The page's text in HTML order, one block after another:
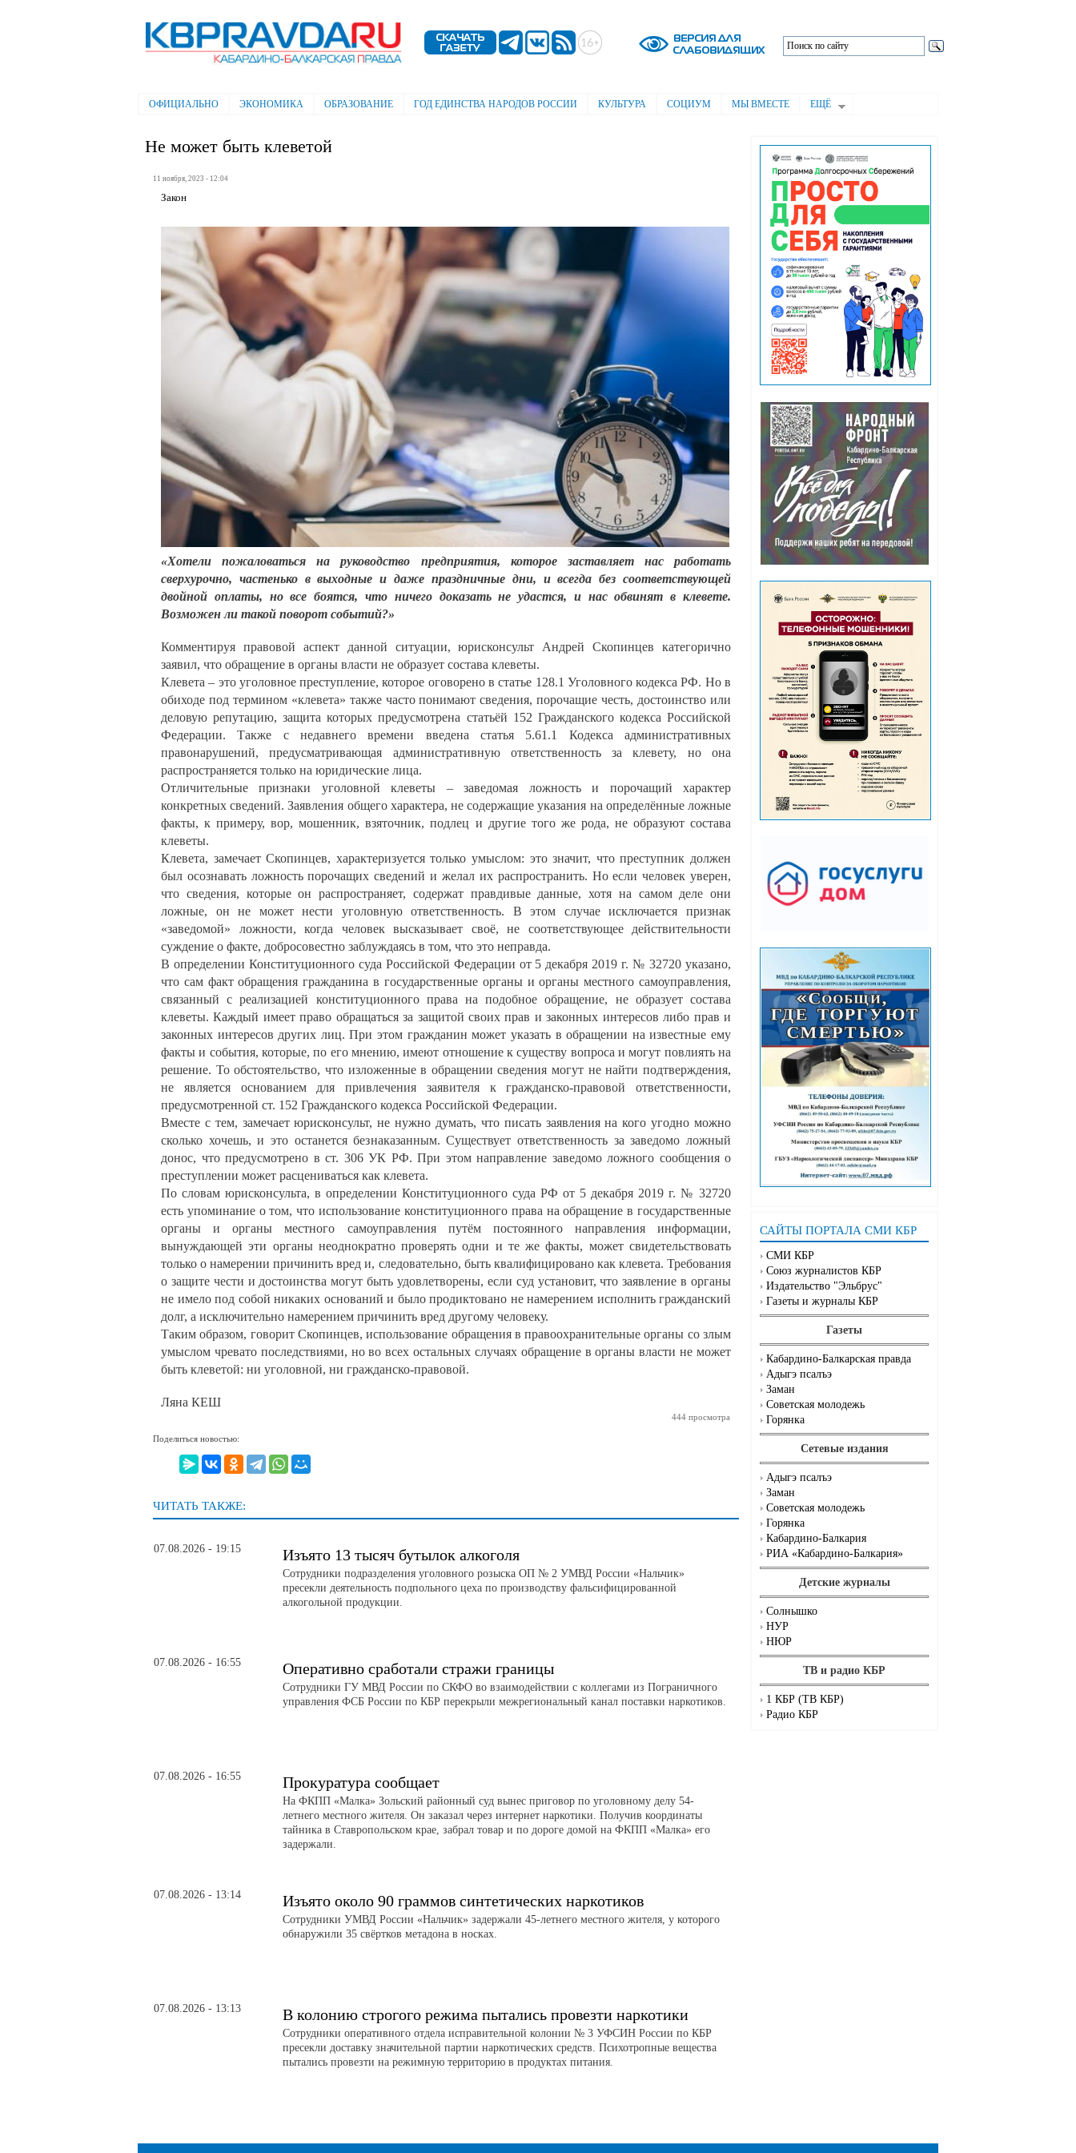
содержанию
Электронная газета "Кабардино-
Балкарская правда"
Главное меню
ОФИЦИАЛЬНО ЭКОНОМИКА ОБРАЗОВАНИЕ ГОД ЕДИНСТВА НАРОДОВ РОССИИ КУЛЬТУРА СОЦИУМ МЫ ВМЕСТЕ ЕЩЁ
САЙТЫ ПОРТАЛА СМИ КБР
СМИ КБР
Союз журналистов КБР
Издательство "Эльбрус"
Газеты и журналы КБР
Газеты
Кабардино-Балкарская правда
Адыгэ псалъэ
Заман
Советская молодежь
Горянка
Сетевые издания
Адыгэ псалъэ
Заман
Советская молодежь
Горянка
Кабардино-Балкария
РИА «Кабардино-Балкария»
Детские журналы
Солнышко
НУР
НЮР
ТВ и радио КБР
1 КБР (ТВ КБР)
Радио КБР
Не может быть клеветой
11 ноября, 2023 - 12:04
Закон
«Хотели пожаловаться на руководство предприятия, которое заставляет нас работать
сверхурочно, частенько в выходные и даже праздничные дни, и всегда без соответствующей
двойной оплаты, но все боятся, что ничего доказать не удастся, и нас обвинят в клевете.
Возможен ли такой поворот событий?»
Комментируя правовой аспект данной ситуации, юрисконсульт Андрей Скопинцев категорично
заявил, что обращение в органы власти не образует состава клеветы.
Клевета – это уголовное преступление, которое оговорено в статье 128.1 Уголовного кодекса РФ. Но в
обиходе под термином «клевета» также часто понимают сведения, порочащие честь, достоинство или
деловую репутацию, защита которых предусмотрена статьёй 152 Гражданского кодекса Российской
Федерации. Также с недавнего времени введена статья 5.61.1 Кодекса административных
правонарушений, предусматривающая административную ответственность за клевету, но она
распространяется только на юридические лица.
Отличительные признаки уголовной клеветы – заведомая ложность и порочащий характер
конкретных сведений. Заявления общего характера, не содержащие указания на определённые ложные
факты, к примеру, вор, мошенник, взяточник, подлец и другие того же рода, не образуют состава
клеветы.
Клевета, замечает Скопинцев, характеризуется только умыслом: это значит, что преступник должен
был осознавать ложность порочащих сведений и желал их распространить. Но если человек уверен,
что сведения, которые он распространяет, содержат правдивые данные, хотя на самом деле они
ложные, он не может нести уголовную ответственность. В этом случае исключается признак
«заведомой» ложности, когда человек высказывает своё, не соответствующее действительности
суждение о факте, добросовестно заблуждаясь в том, что это неправда.
В определении Конституционного суда Российской Федерации от 5 декабря 2019 г. № 32720 указано,
что сам факт обращения гражданина в государственные органы и органы местного самоуправления,
связанный с реализацией конституционного права на подобное обращение, не образует состава
клеветы. Каждый имеет право обращаться за защитой своих прав и законных интересов либо прав и
законных интересов других лиц. При этом гражданин может указать в обращении на известные ему
факты и события, которые, по его мнению, имеют отношение к существу вопроса и могут повлиять на
решение. То обстоятельство, что изложенные в обращении сведения могут не найти подтверждения,
не является основанием для привлечения заявителя к гражданско-правовой ответственности,
предусмотренной ст. 152 Гражданского кодекса Российской Федерации.
Вместе с тем, замечает юрисконсульт, не нужно думать, что писать заявления на кого угодно можно
сколько хочешь, и это останется безнаказанным. Существует ответственность за заведомо ложный
донос, что предусмотрено в ст. 306 УК РФ. При этом направление заведомо ложного сообщения о
преступлении может расцениваться как клевета.
По словам юрисконсульта, в определении Конституционного суда РФ от 5 декабря 2019 г. № 32720
есть упоминание о том, что использование конституционного права на обращение в государственные
органы и органы местного самоуправления путём постоянного направления информации,
вынуждающей эти органы неоднократно проверять одни и те же факты, может свидетельствовать
только о намерении причинить вред и, следовательно, быть квалифицировано как клевета. Требования
о защите чести и достоинства могут быть удовлетворены, если суд установит, что заявление в органы
не имело под собой никаких оснований и было продиктовано не намерением исполнить гражданский
долг, а исключительно намерением причинить вред другому человеку.
Таким образом, говорит Скопинцев, использование обращения в правоохранительные органы со злым
умыслом чревато последствиями, но во всех остальных случаях обращение в органы власти не может
быть клеветой: ни уголовной, ни гражданско-правовой.
Ляна КЕШ
444 просмотра
Поделиться новостью:
ЧИТАТЬ ТАКЖЕ:
07.08.2026 - 19:15 Изъято 13 тысяч бутылок алкоголя
Сотрудники подразделения уголовного розыска ОП № 2 УМВД России «Нальчик»
пресекли деятельность подпольного цеха по производству фальсифицированной
алкогольной продукции.
07.08.2026 - 16:55 Оперативно сработали стражи границы
Сотрудники ГУ МВД России по СКФО во взаимодействии с коллегами из Пограничного
управления ФСБ России по КБР перекрыли межрегиональный канал поставки наркотиков.
07.08.2026 - 16:55 Прокуратура сообщает
На ФКПП «Малка» Зольский районный суд вынес приговор по уголовному делу 54-
летнего местного жителя. Он заказал через интернет наркотики. Получив координаты
тайника в Ставропольском крае, забрал товар и по дороге домой на ФКПП «Малка» его
задержали.
07.08.2026 - 13:14 Изъято около 90 граммов синтетических наркотиков
Сотрудники УМВД России «Нальчик» задержали 45-летнего местного жителя, у которого
обнаружили 35 свёртков метадона в носках.
07.08.2026 - 13:13 В колонию строгого режима пытались провезти наркотики
Сотрудники оперативного отдела исправительной колонии № 3 УФСИН России по КБР
пресекли доставку значительной партии наркотических средств. Психотропные вещества
пытались провезти на режимную территорию в продуктах питания.